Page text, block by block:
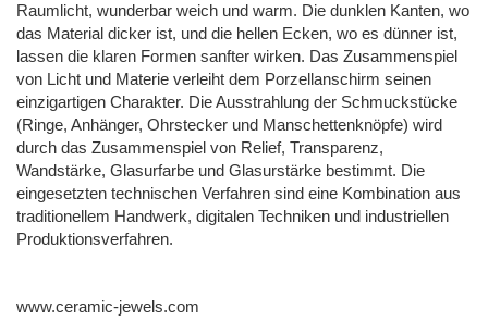
Raumlicht, wunderbar weich und warm. Die dunklen Kanten, wo
das Material dicker ist, und die hellen Ecken, wo es dünner ist,
lassen die klaren Formen sanfter wirken. Das Zusammenspiel
von Licht und Materie verleiht dem Porzellanschirm seinen
einzigartigen Charakter. Die Ausstrahlung der Schmuckstücke
(Ringe, Anhänger, Ohrstecker und Manschettenknöpfe) wird
durch das Zusammenspiel von Relief, Transparenz,
Wandstärke, Glasurfarbe und Glasurstärke bestimmt. Die
eingesetzten technischen Verfahren sind eine Kombination aus
traditionellem Handwerk, digitalen Techniken und industriellen
Produktionsverfahren.
www.ceramic-jewels.com